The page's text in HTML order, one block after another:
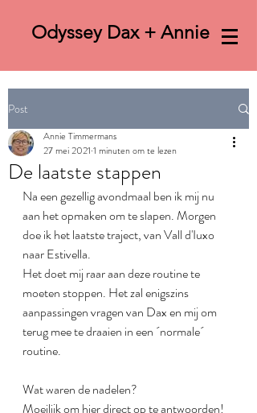
Odyssey Dax + Annie
Post
De laatste stappen
Annie Timmermans
27 mei 2021 1 minuten om te lezen
Na een gezellig avondmaal ben ik mij nu
aan het opmaken om te slapen. Morgen
doe ik het laatste traject, van Vall d'Iuxo
naar Estivella.
Het doet mij raar aan deze routine te
moeten stoppen. Het zal enigszins
aanpassingen vragen van Dax en mij om
terug mee te draaien in een ´normale´
routine.
Wat waren de nadelen?
Moeilijk om hier direct op te antwoorden!